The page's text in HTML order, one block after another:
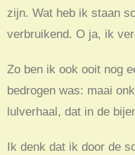
zijn. Wat heb ik staan
verbruikend. O ja, ik
Zo ben ik ook ooit nog
bedrogen was: maai
lulverhaal, dat in de
Ik denk dat ik door de